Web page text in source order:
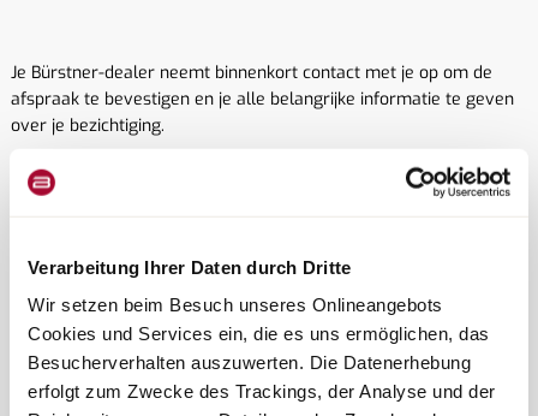
Verarbeitung Ihrer Daten durch Dritte
Wir setzen beim Besuch unseres Onlineangebots
Cookies und Services ein, die es uns ermöglichen, das
Besucherverhalten auszuwerten. Die Datenerhebung
erfolgt zum Zwecke des Trackings, der Analyse und der
Je Bürstner-dealer neemt binnenkort contact met je op om de
afspraak te bevestigen en je alle belangrijke informatie te geven
over je bezichtiging.
We wensen je alvast veel plezier tijdens je persoonlijke
terug naar boven